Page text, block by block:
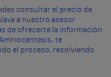
consultar el precio de
a nuestro asesor
de ofrecerte la información
te
el proceso, resolviendo